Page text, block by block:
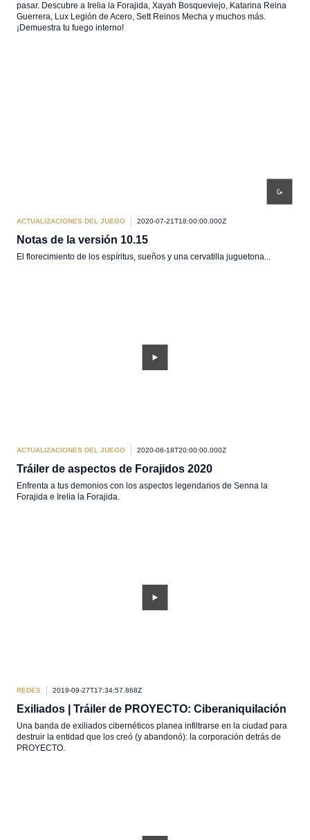
pasar. Descubre a Irelia la Forajida, Xayah Bosqueviejo, Katarina Reina
Guerrera, Lux Legión de Acero, Sett Reinos Mecha y muchos más.
¡Demuestra tu fuego interno!
ACTUALIZACIONES DEL JUEGO 2020-07-21T18:00:00.000Z
Notas de la versión 10.15
El florecimiento de los espíritus, sueños y una cervatilla juguetona...
ACTUALIZACIONES DEL JUEGO 2020-06-18T20:00:00.000Z
Tráiler de aspectos de Forajidos 2020
Enfrenta a tus demonios con los aspectos legendarios de Senna la
Forajida e Irelia la Forajida.
REDES 2019-09-27T17:34:57.868Z
Exiliados | Tráiler de PROYECTO: Ciberaniquilación
Una banda de exiliados cibernéticos planea infiltrarse en la ciudad para
destruir la entidad que los creó (y abandonó): la corporación detrás de
PROYECTO.